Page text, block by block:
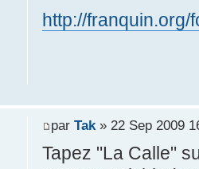
http://
par Tak» 22 Sep 2009
Tapez "La Calle"